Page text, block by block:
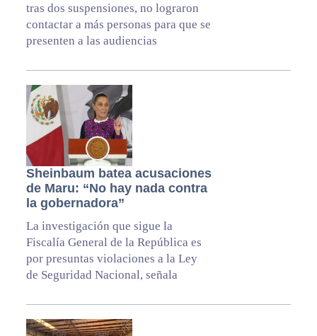
tras dos suspensiones, no lograron
contactar a más personas para que se
presenten a las audiencias
Sheinbaum batea acusaciones
de Maru: “No hay nada contra
la gobernadora”
La investigación que sigue la
Fiscalía General de la República es
por presuntas violaciones a la Ley
de Seguridad Nacional, señala